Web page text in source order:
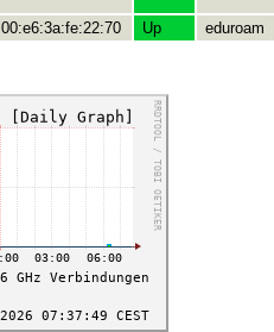
00:e6:3a:fe:22:70 Up eduroam